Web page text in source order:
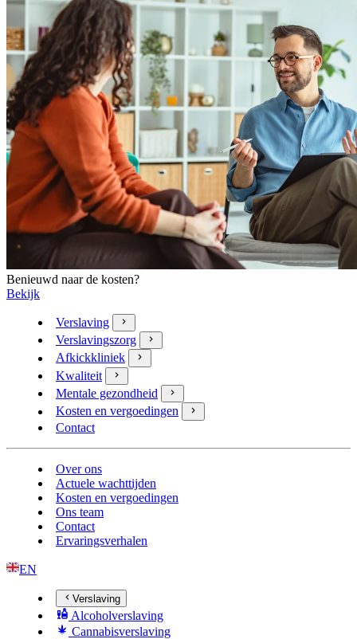
Benieuwd naar de kosten?
Bekijk
Verslaving
Verslavingszorg
Afkickkliniek
Kwaliteit
Mentale gezondheid
Kosten en vergoedingen
Contact
Over ons
Actuele wachttijden
Kosten en vergoedingen
Ons team
Contact
Ervaringsverhalen
EN
Verslaving
Alcoholverslaving
Cannabisverslaving